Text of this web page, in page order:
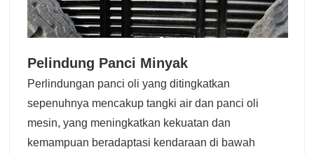
Pelindung Panci Minyak
Perlindungan panci oli yang ditingkatkan
sepenuhnya mencakup tangki air dan panci oli
mesin, yang meningkatkan kekuatan dan
kemampuan beradaptasi kendaraan di bawah